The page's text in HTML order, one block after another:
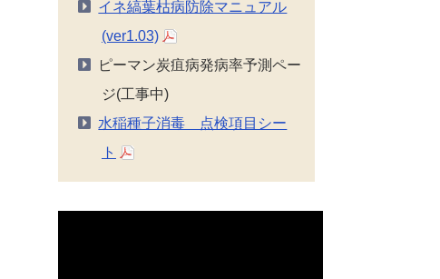
イネ縞葉枯病防除マニュアル
(ver1.03)
ピーマン炭疽病発病率予測ペー
ジ(工事中)
水稲種子消毒 点検項目シー
ト